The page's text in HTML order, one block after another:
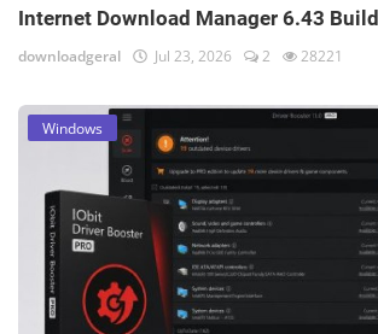
Internet Download Manager 6.43
downloadgeral Jul 23, 2026 2 28221
Windows